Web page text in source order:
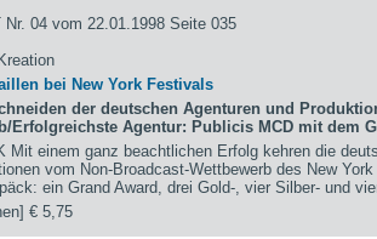
Nr. 04 vom 22.01.1998 Seite 035
bei New York Festivals
der deutschen Agenturen und
Erfolgreichste Agentur: Publicis MCD mit dem
Mit einem ganz beachtlichen Erfolg kehren die
vom Non-Broadcast-Wettbewerb des New
ein Grand Award, drei Gold-, vier Silber- und
€ 5,75